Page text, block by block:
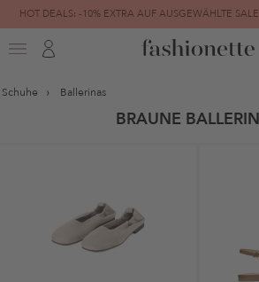
HOT DEALS: -10% EXTRA AUF AUSGEWÄHLTE
FINAL SALE | BIS ZU -80%
Schuhe Ballerinas
BRAUNE